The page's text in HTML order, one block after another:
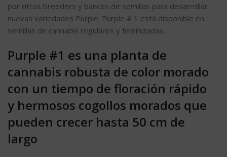
por otros breeders y bancos de semillas para desarrollar
nuevas variedades Purple. Purple # 1 está disponible en
semillas de cannabis regulares y feminizadas.
Purple #1 es una planta de
cannabis robusta de color morado
con un tiempo de floración rápido
y hermosos cogollos morados que
pueden crecer hasta 50 cm de
largo